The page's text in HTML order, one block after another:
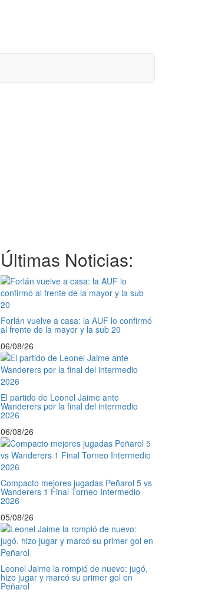
Últimas Noticias:
Forlán vuelve a casa: la AUF lo confirmó
al frente de la mayor y la sub 20
06/08/26
El partido de Leonel Jaime ante
Wanderers por la final del intermedio
2026
06/08/26
Compacto mejores jugadas Peñarol 5 vs
Wanderers 1 Final Torneo Intermedio
2026
05/08/26
Leonel Jaime la rompió de nuevo: jugó,
hizo jugar y marcó su primer gol en
Peñarol